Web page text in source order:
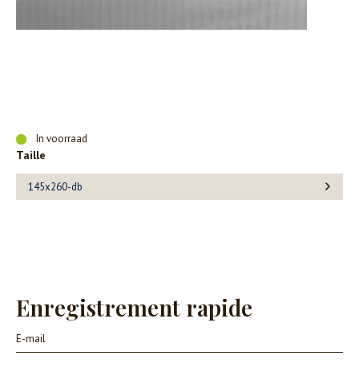
In voorraad
Taille
145x260-db
Enregistrement rapide